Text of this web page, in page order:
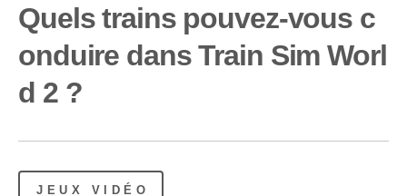
Quels trains pouvez-vous c
onduire dans Train Sim Worl
d 2 ?
JEUX VIDÉO